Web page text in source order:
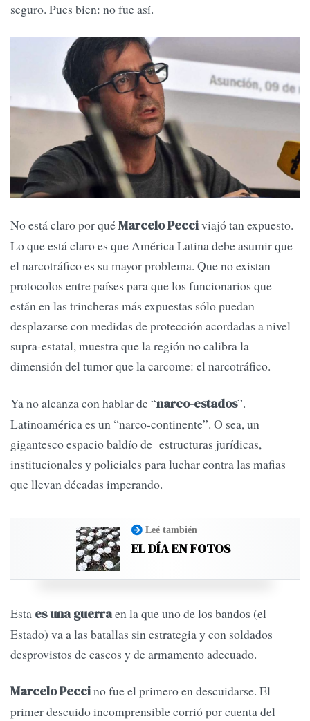
seguro. Pues bien: no fue así.
No está claro por quéMarcelo Pecciviajó tan expuesto.
Lo que está claro es que América Latina debe asumir que
el narcotráfico es su mayor problema. Que no existan
protocolos entre países para que los funcionarios que
están en las trincheras más expuestas sólo puedan
desplazarse con medidas de protección acordadas a nivel
supra-estatal, muestra que la región no calibra la
dimensión del tumor que la carcome: el narcotráfico.
Ya no alcanza con hablar de “narco-estados”.
Latinoamérica es un “narco-continente”. O sea, un
gigantesco espacio baldío de estructuras jurídicas,
institucionales y policiales para luchar contra las mafias
que llevan décadas imperando.
Leé también
EL DÍA EN FOTOS
Esta es una guerraen la que uno de los bandos (el
Estado) va a las batallas sin estrategia y con soldados
desprovistos de cascos y de armamento adecuado.
Marcelo Peccino fue el primero en descuidarse. El
primer descuido incomprensible corrió por cuenta del